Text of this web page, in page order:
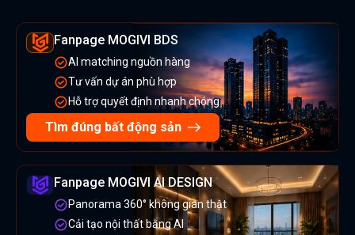
Fanpage MOGIVI BDS
AI matching nguồn hàng
Tư vấn dự án phù hợp
Hỗ trợ quyết định nhanh chóng
Tìm đúng bất động sản
Fanpage MOGIVI AI DESIGN
Panorama 360° không gian thật
Cải tạo nội thất bằng AI